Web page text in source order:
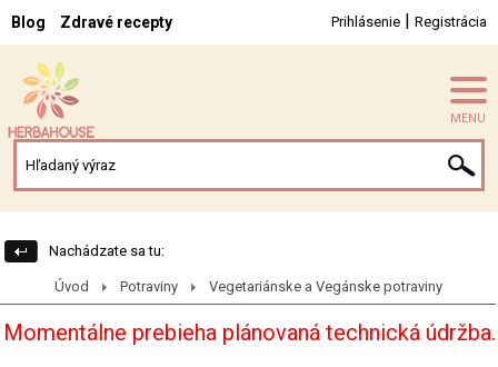
Blog Zdravé recepty Prihlásenie | Registrácia
MENU
Nachádzate sa tu:
Úvod Potraviny Vegetariánske a Vegánske potraviny
Momentálne prebieha plánovaná technická údržba.